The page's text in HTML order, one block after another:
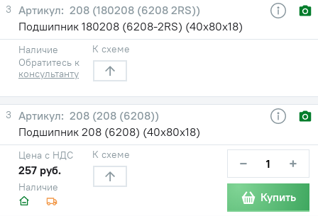
3
208 (180208 (6208 2RS))
Подшипник 180208 (6208-2RS) (40х80х18)
Наличие
Обратитесь к
консультанту
К схеме
3
208 (208 (6208))
Подшипник 208 (6208) (40х80х18)
Наличие
Цена с НДС
257 руб.
К схеме − +
Купить